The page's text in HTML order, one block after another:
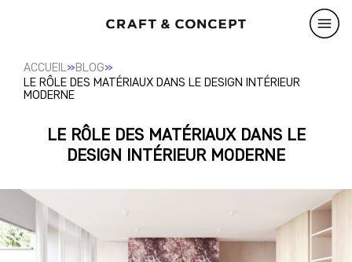
ACCUEIL»BLOG»
LE RÔLE DES MATÉRIAUX DANS LE DESIGN INTÉRIEUR
MODERNE
LE RÔLE DES MATÉRIAUX DANS LE
DESIGN INTÉRIEUR MODERNE